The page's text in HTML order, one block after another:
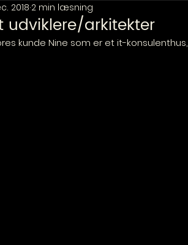
udviklere/arkitekter
2018 2 min læsning
kunde Nine som er et it-